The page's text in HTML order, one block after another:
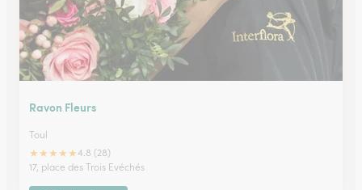
Ravon Fleurs
Toul
★★★★★4.8 (28)
17, place des Trois Evéchés